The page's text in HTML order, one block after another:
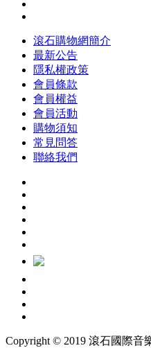
滾石購物網簡介
最新公告
隱私權政策
會員條款
會員權益
會員活動
購物須知
常見問答
聯絡我們
Copyright © 2019 滾石國際